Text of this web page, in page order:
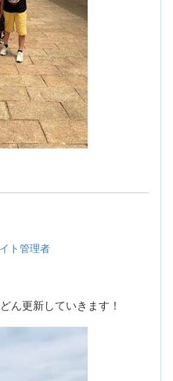
ト管理者
ん更新していきます！